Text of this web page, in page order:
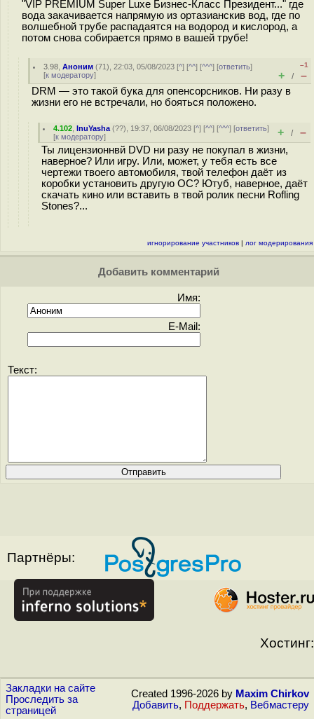
"VIP PREMIUM Super Luxe Бизнес-Класс Президент..." где
вода закачивается напрямую из ортазианскив вод, где по
волшебной трубе распадаятся на водород и кислород, а
потом снова собирается прямо в вашей трубе!
3.98 ,Аноним (71), 22:03, 05/08/2023 [^] [^^] [^^^] [ответить]
[к модератору]
–1
+ / –
DRM — это такой бука для опенсорсников. Ни разу в
жизни его не встречали, но бояться положено.
4.102 ,InuYasha (??), 19:37, 06/08/2023 [^] [^^] [^^^] [ответить]
[к модератору] + / –
Ты лицензионнвй DVD ни разу не покупал в жизни,
наверное? Или игру. Или, может, у тебя есть все
чертежи твоего автомобиля, твой телефон даёт из
коробки установить другую ОС? Ютуб, наверное, даёт
скачать кино или вставить в твой ролик песни Rofling
Stones?...
игнорирование участников | лог модерирования
Добавить комментарий
Имя:
E-Mail:
Текст:
Партнёры:
Хостинг:
Закладки на сайте
Проследить за
страницей
Created 1996-2026 by Maxim Chirkov
Добавить, Поддержать, Вебмастеру